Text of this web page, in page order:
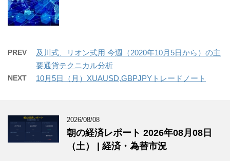
PREV
及川式、リオン式用 今週（2020年10月5日から）の主
要通貨テクニカル分析
NEXT 10月5日（月）XUAUSD,GBPJPYトレードノート
2026/08/08
朝の経済レポート 2026年08月08日
（土） | 経済・為替市況